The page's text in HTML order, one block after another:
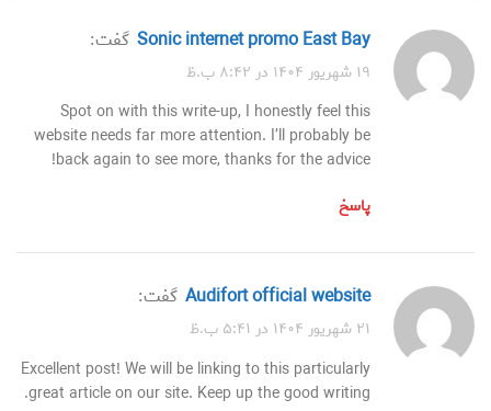
Sonic internet promo East Bay گفت:
۱۹ شهریور ۱۴۰۴ در ۸:۴۲ ب.ظ
Spot on with this write-up, I honestly feel this
website needs far more attention. I’ll probably be
back again to see more, thanks for the advice!
پاسخ
audifort official website گفت:
۲۱ شهریور ۱۴۰۴ در ۵:۴۱ ب.ظ
Excellent post! We will be linking to this particularly
great article on our site. Keep up the good writing.